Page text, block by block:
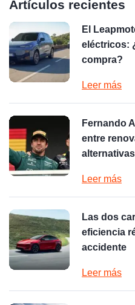
Artículos recientes
El
eléctricos:
compra?
Leer más
Fernando
entre
alternativas
Leer más
Las dos
eficiencia
accidente
Leer más